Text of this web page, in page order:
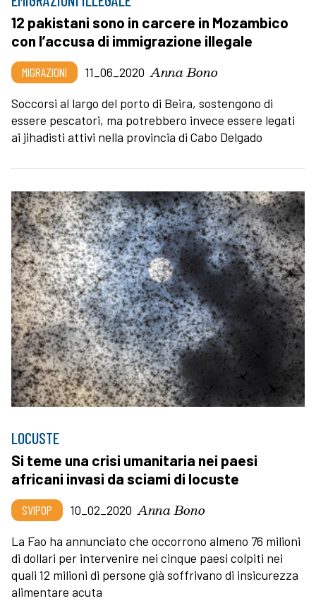
12 pakistani sono in carcere in Mozambico
con l’accusa di immigrazione illegale
MIGRAZIONI 11_06_2020 Anna Bono
Soccorsi al largo del porto di Beira, sostengono di
essere pescatori, ma potrebbero invece essere legati
ai jihadisti attivi nella provincia di Cabo Delgado
LOCUSTE
Si teme una crisi umanitaria nei paesi
africani invasi da sciami di locuste
SVIPOP 10_02_2020 Anna Bono
La Fao ha annunciato che occorrono almeno 76 milioni
di dollari per intervenire nei cinque paesi colpiti nei
quali 12 milioni di persone già soffrivano di insicurezza
alimentare acuta